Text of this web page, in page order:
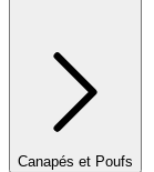
Canapés et Poufs